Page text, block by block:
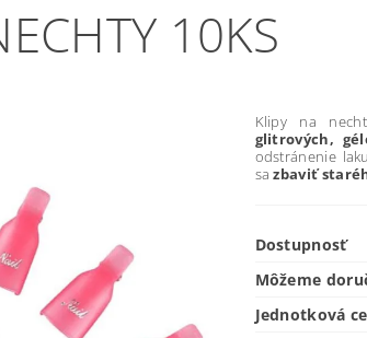
10KS
Klipy na
glitrových,
odstránenie
sazbaviť
Dostupnosť
Môžeme
Jednotková